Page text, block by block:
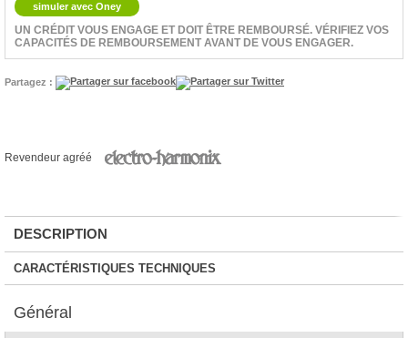
simuler avec Oney
UN CRÉDIT VOUS ENGAGE ET DOIT ÊTRE REMBOURSÉ. VÉRIFIEZ VOS
CAPACITÉS DE REMBOURSEMENT AVANT DE VOUS ENGAGER.
Partagez :
Revendeur agréé
DESCRIPTION
CARACTÉRISTIQUES TECHNIQUES
Général